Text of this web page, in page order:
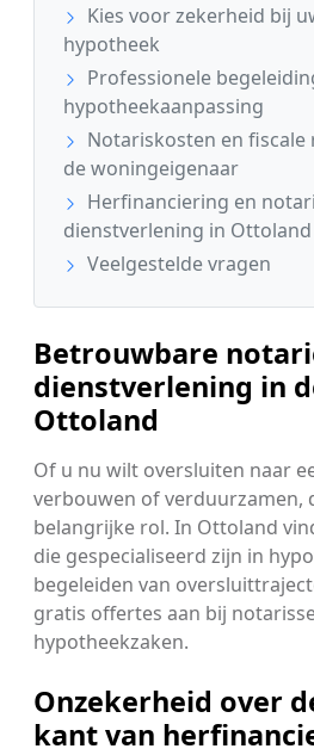
Kies voor zekerheid bij
hypotheek
Professionele
hypotheekaanpassing
Notariskosten en
de woningeigenaar
Herfinanciering en
dienstverlening in Ottoland
Veelgestelde vragen
Betrouwbare
dienstverlening in
Ottoland
Of u nu wilt oversluiten naar
verbouwen of verduurzamen,
belangrijke rol. In Ottoland
die gespecialiseerd zijn in
begeleiden van
gratis offertes aan bij
hypotheekzaken.
Onzekerheid over
kant van